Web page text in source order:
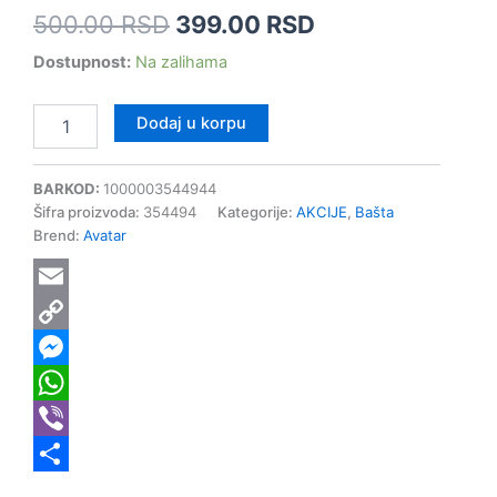
500.00RSD 399.00 RSD
Dostupnost: Na zalihama
Dodaj u korpu
BARKOD: 1000003544944
Šifra proizvoda: 354494 Kategorije: AKCIJE, Bašta
Brend: Avatar
Email
Copy
Link
Messenger
WhatsApp
Viber